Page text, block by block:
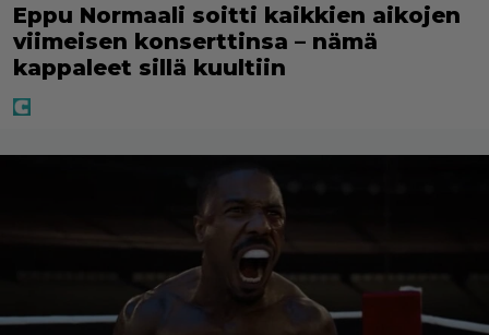
Eppu Normaali soitti kaikkien aikojen
viimeisen konserttinsa – nämä
kappaleet sillä kuultiin